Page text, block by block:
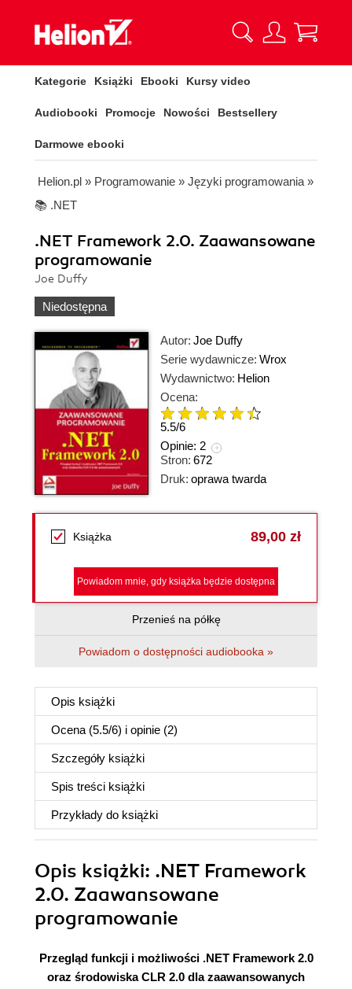
Kategorie Książki Ebooki Kursy video
Audiobooki Promocje Nowości Bestsellery
Darmowe ebooki
Helion.pl » Programowanie » Języki programowania »
📚 .NET
.NET Framework 2.0. Zaawansowane
programowanie
Joe Duffy
Niedostępna
Autor: Joe Duffy
Serie wydawnicze: Wrox
Wydawnictwo: Helion
Ocena:
5.5/6
Opinie: 2
Stron: 672
Druk: oprawa twarda
Książka 89,00 zł
Powiadom mnie, gdy książka będzie dostępna
Przenieś na półkę
Powiadom o dostępności audiobooka »
Opis książki
Ocena (5.5/6) i opinie (2)
Szczegóły książki
Spis treści książki
Przykłady do książki
Opis książki: .NET Framework
2.0. Zaawansowane
programowanie
Przegląd funkcji i możliwości .NET Framework 2.0
oraz środowiska CLR 2.0 dla zaawansowanych